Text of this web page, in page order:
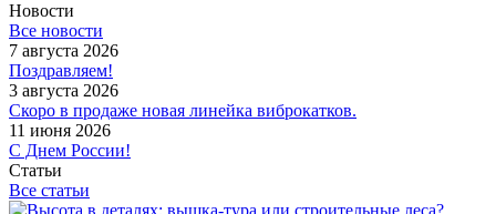
Новости
Все новости
7 августа 2026
Поздравляем!
3 августа 2026
Скоро в продаже новая линейка виброкатков.
11 июня 2026
С Днем России!
Статьи
Все статьи